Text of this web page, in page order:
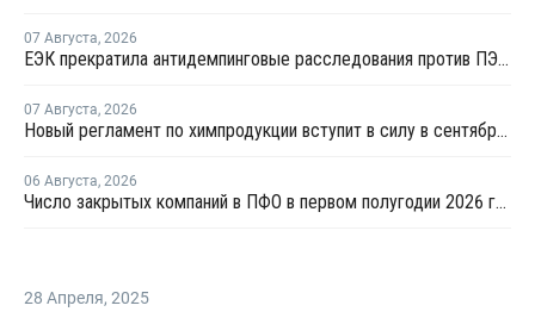
07 Августа, 2026
ЕЭК прекратила антидемпинговые расследования против ПЭ и ПП из Азербайджана и Туркменистана
07 Августа, 2026
Новый регламент по химпродукции вступит в силу в сентябре 2027 года
06 Августа, 2026
Число закрытых компаний в ПФО в первом полугодии 2026 года вдвое превысило число новых
28 Апреля, 2025